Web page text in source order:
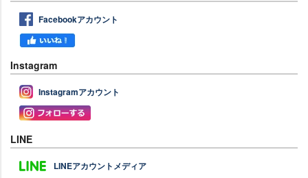
Facebookアカウント
Instagram
Instagramアカウント
LINE
LINEアカウントメディア